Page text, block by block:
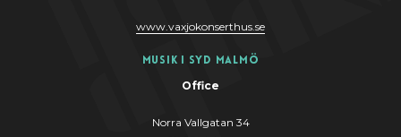
www.vaxjokonserthus.se
Musik i Syd Malmö
Office
Norra Vallgatan 34